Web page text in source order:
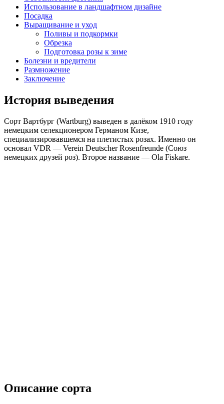
Использование в ландшафтном дизайне
Посадка
Выращивание и уход
Поливы и подкормки
Обрезка
Подготовка розы к зиме
Болезни и вредители
Размножение
Заключение
История выведения
Сорт Вартбург (Wartburg) выведен в далёком 1910 году
немецким селекционером Германом Кизе,
специализировавшемся на плетистых розах. Именно он
основал VDR — Verein Deutscher Rosenfreunde (Союз
немецких друзей роз). Второе название — Ola Fiskare.
Описание сорта